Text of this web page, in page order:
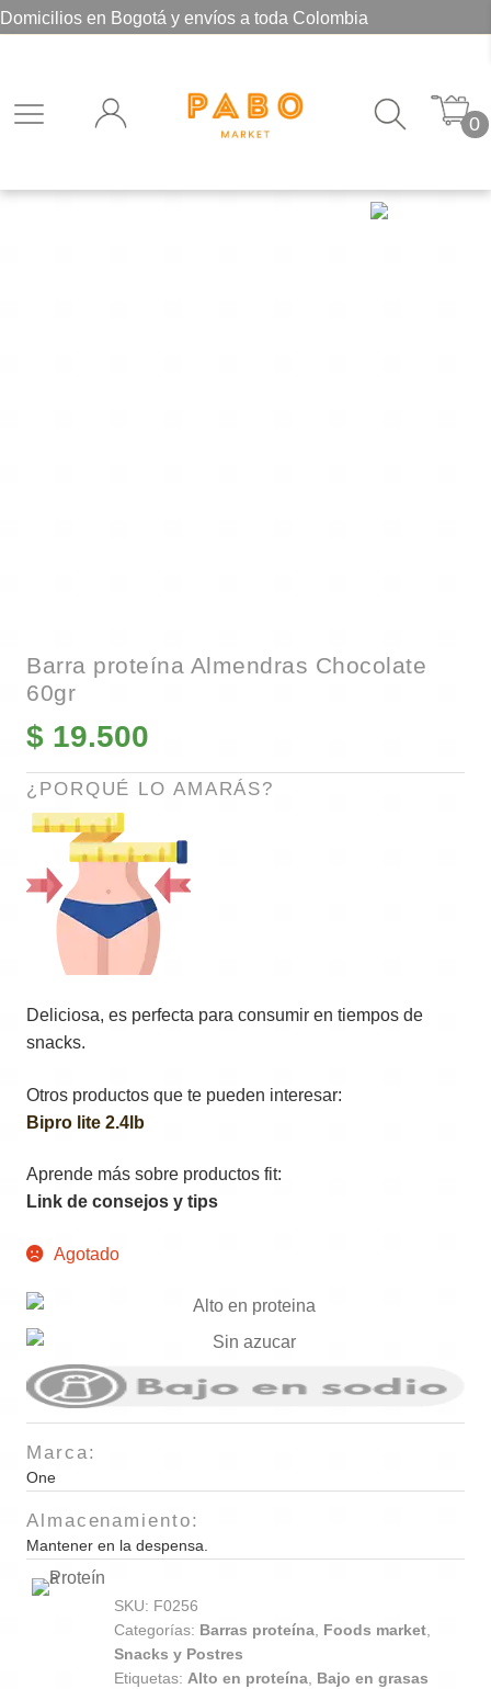
Domicilios en Bogotá y envíos a toda Colombia
0
Barra proteína Almendras Chocolate
60gr
$ 19.500
¿PORQUÉ LO AMARÁS?
Deliciosa, es perfecta para consumir en tiempos de
snacks.
Otros productos que te pueden interesar:
Bipro lite 2.4lb
Aprende más sobre productos fit:
Link de consejos y tips
Agotado
Marca:
One
Almacenamiento:
Mantener en la despensa.
SKU: F0256
Categorías: Barras proteína, Foods market,
Snacks y Postres
Etiquetas: Alto en proteína, Bajo en grasas